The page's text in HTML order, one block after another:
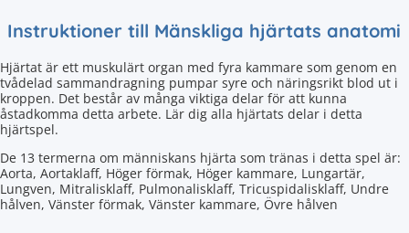
Instruktioner till Mänskliga hjärtats anatomi
Hjärtat är ett muskulärt organ med fyra kammare som genom en
tvådelad sammandragning pumpar syre och näringsrikt blod ut i
kroppen. Det består av många viktiga delar för att kunna
åstadkomma detta arbete. Lär dig alla hjärtats delar i detta
hjärtspel.
De 13 termerna om människans hjärta som tränas i detta spel är:
Aorta, Aortaklaff, Höger förmak, Höger kammare, Lungartär,
Lungven, Mitralisklaff, Pulmonalisklaff, Tricuspidalisklaff, Undre
hålven, Vänster förmak, Vänster kammare, Övre hålven